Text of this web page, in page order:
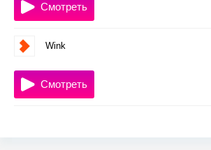
Смотреть
Wink
Смотреть